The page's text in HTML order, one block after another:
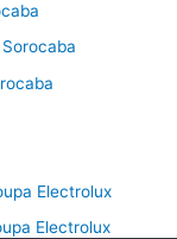
Electrolux
Electrolux